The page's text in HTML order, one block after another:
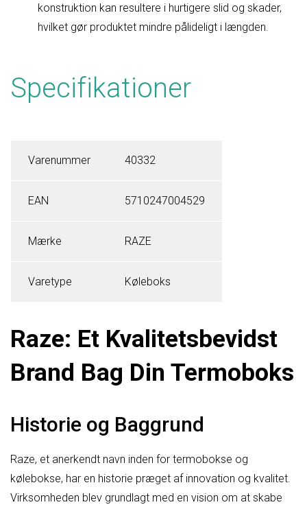
konstruktion kan resultere i hurtigere slid og skader,
hvilket gør produktet mindre pålideligt i længden.
Specifikationer
Varenummer 40332
EAN 5710247004529
Mærke RAZE
Varetype Køleboks
Raze: Et Kvalitetsbevidst
Brand Bag Din Termoboks
Historie og Baggrund
Raze, et anerkendt navn inden for termobokse og
kølebokse, har en historie præget af innovation og kvalitet.
Virksomheden blev grundlagt med en vision om at skabe